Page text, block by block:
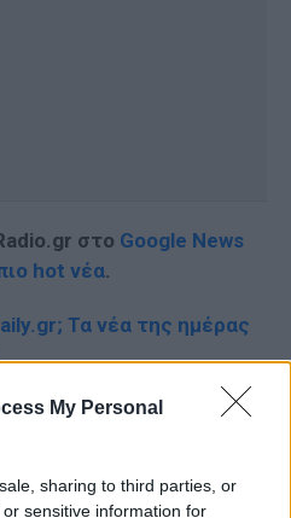
My Personal
sharing to third parties, or
sensitive information for
στο Google News
hot νέα.
Τα νέα της ημέρας
και στο Instagram